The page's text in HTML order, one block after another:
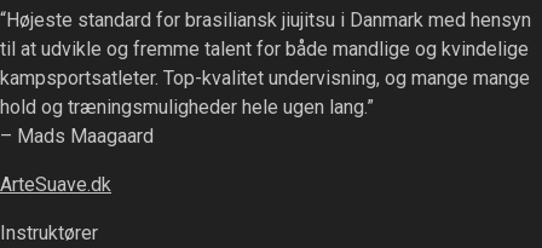
“Højeste standard for brasiliansk jiujitsu i Danmark med hensyn
til at udvikle og fremme talent for både mandlige og kvindelige
kampsportsatleter. Top-kvalitet undervisning, og mange mange
hold og træningsmuligheder hele ugen lang.”
– Mads Maagaard
ArteSuave.dk
Instruktører